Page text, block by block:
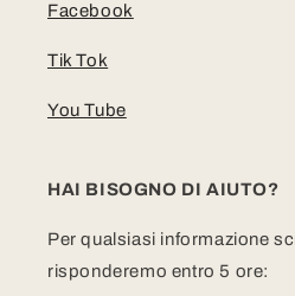
Facebook
Tik Tok
You Tube
HAI BISOGNO DI AIUTO?
Per qualsiasi informazione
risponderemo entro 5 ore: